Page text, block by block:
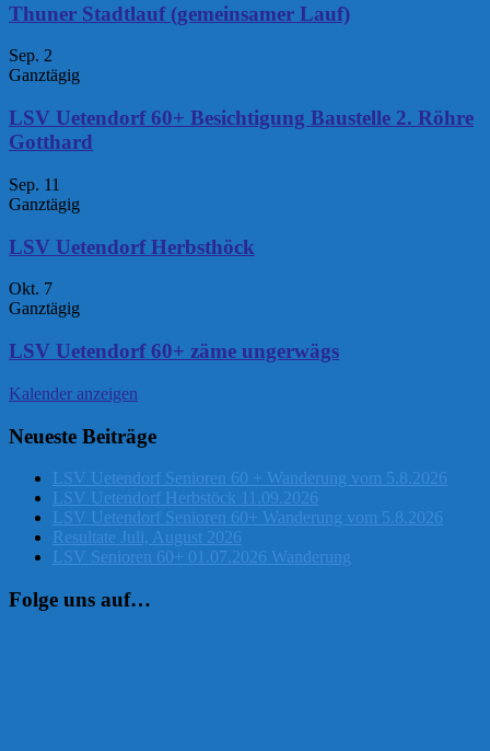
Thuner Stadtlauf (gemeinsamer Lauf)
Sep. 2
Ganztägig
LSV Uetendorf 60+ Besichtigung Baustelle 2. Röhre
Gotthard
Sep. 11
Ganztägig
LSV Uetendorf Herbsthöck
Okt. 7
Ganztägig
LSV Uetendorf 60+ zäme ungerwägs
Kalender anzeigen
Neueste Beiträge
LSV Uetendorf Senioren 60 + Wanderung vom 5.8.2026
LSV Uetendorf Herbstöck 11.09.2026
LSV Uetendorf Senioren 60+ Wanderung vom 5.8.2026
Resultate Juli, August 2026
LSV Senioren 60+ 01.07.2026 Wanderung
Folge uns auf…